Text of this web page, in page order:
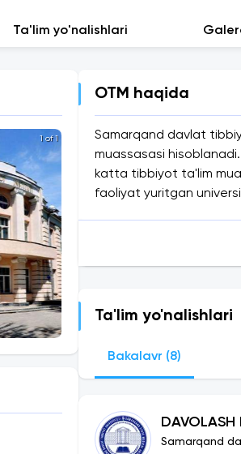
Ta'lim yo'nalishlari
1 of 1
OTM haqida
Samarqand davlat
muassasasi
katta tibbiyot ta'lim
faoliyat yuritgan
Ta'lim yo'nalishlari
Bakalavr (8)
DAVOLASH
Samarqand